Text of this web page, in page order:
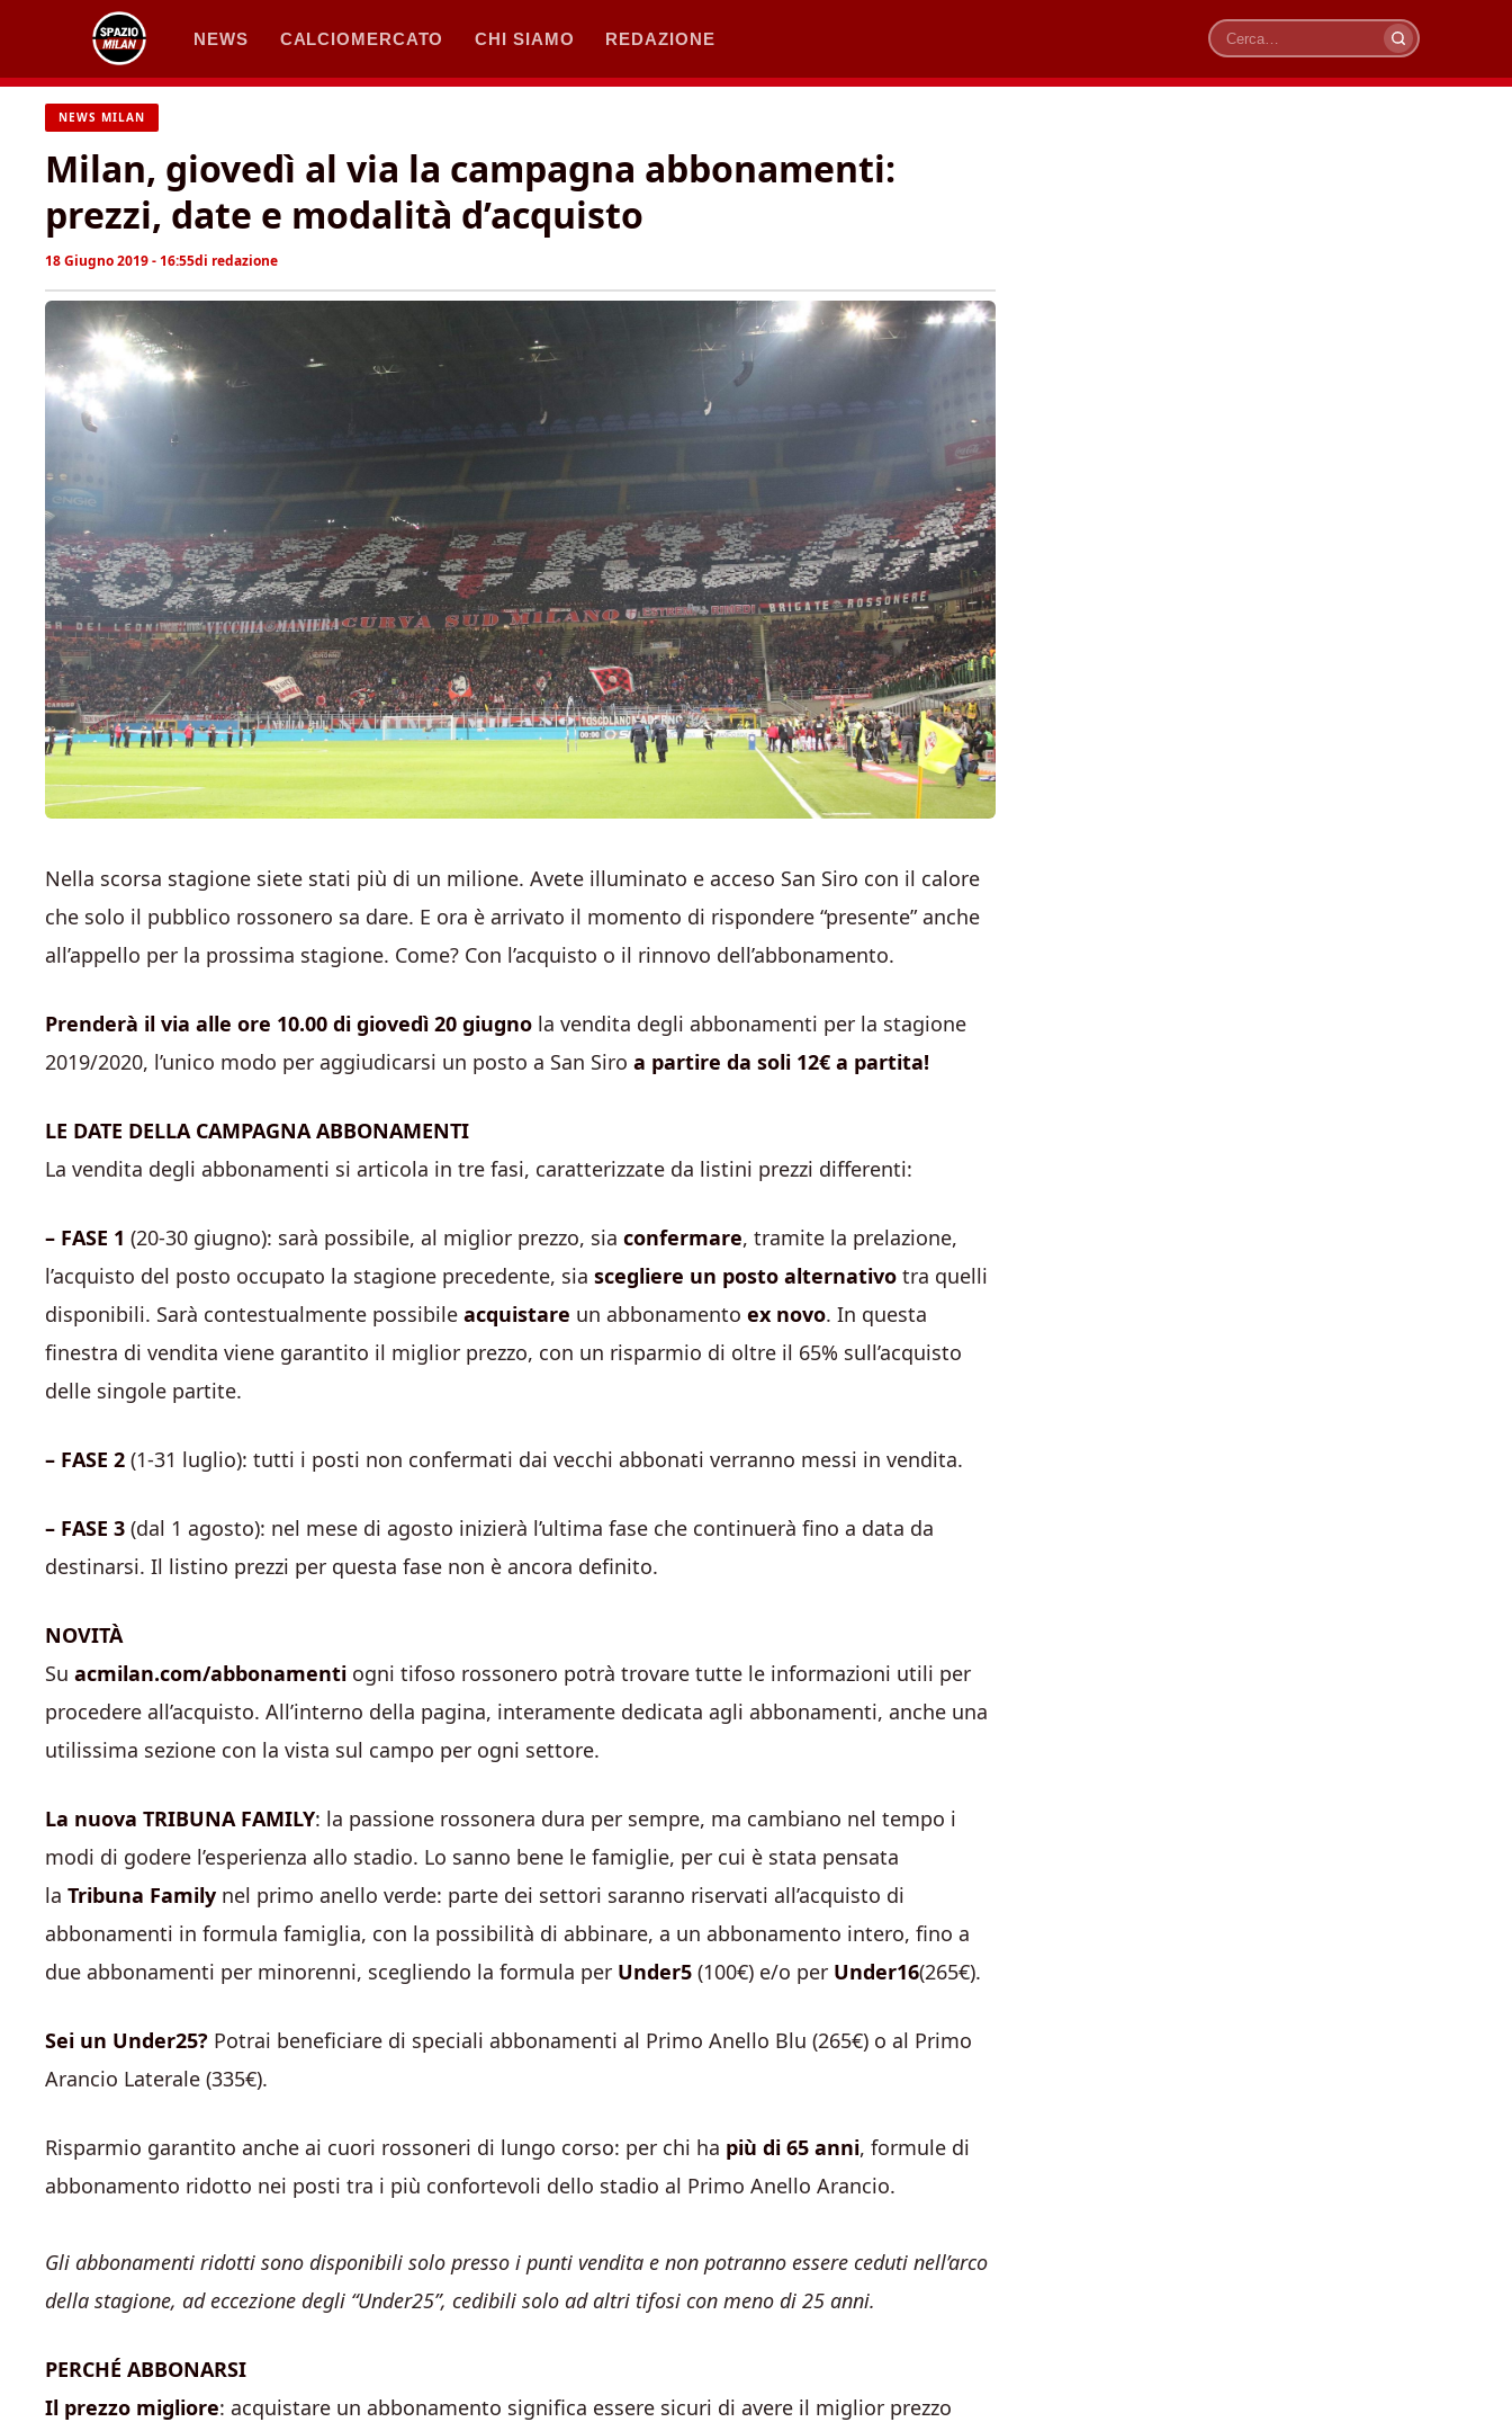
contenuto
NEWS CALCIOMERCATO CHI SIAMO REDAZIONE
Cerca
NEWS MILAN
Milan, giovedì al via la campagna abbonamenti:
prezzi, date e modalità d’acquisto
18 Giugno 2019 - 16:55di redazione
Nella scorsa stagione siete stati più di un milione. Avete illuminato e acceso San Siro con il calore
che solo il pubblico rossonero sa dare. E ora è arrivato il momento di rispondere “presente” anche
all’appello per la prossima stagione. Come? Con l’acquisto o il rinnovo dell’abbonamento.
Prenderà il via alle ore 10.00 di giovedì 20 giugno la vendita degli abbonamenti per la stagione
2019/2020, l’unico modo per aggiudicarsi un posto a San Siro a partire da soli 12€ a partita!
LE DATE DELLA CAMPAGNA ABBONAMENTI
La vendita degli abbonamenti si articola in tre fasi, caratterizzate da listini prezzi differenti:
– FASE 1 (20-30 giugno): sarà possibile, al miglior prezzo, sia confermare, tramite la prelazione,
l’acquisto del posto occupato la stagione precedente, sia scegliere un posto alternativo tra quelli
disponibili. Sarà contestualmente possibile acquistare un abbonamento ex novo. In questa
finestra di vendita viene garantito il miglior prezzo, con un risparmio di oltre il 65% sull’acquisto
delle singole partite.
– FASE 2 (1-31 luglio): tutti i posti non confermati dai vecchi abbonati verranno messi in vendita.
– FASE 3 (dal 1 agosto): nel mese di agosto inizierà l’ultima fase che continuerà fino a data da
destinarsi. Il listino prezzi per questa fase non è ancora definito.
NOVITÀ
Su acmilan.com/abbonamenti ogni tifoso rossonero potrà trovare tutte le informazioni utili per
procedere all’acquisto. All’interno della pagina, interamente dedicata agli abbonamenti, anche una
utilissima sezione con la vista sul campo per ogni settore.
La nuova TRIBUNA FAMILY: la passione rossonera dura per sempre, ma cambiano nel tempo i
modi di godere l’esperienza allo stadio. Lo sanno bene le famiglie, per cui è stata pensata
la Tribuna Family nel primo anello verde: parte dei settori saranno riservati all’acquisto di
abbonamenti in formula famiglia, con la possibilità di abbinare, a un abbonamento intero, fino a
due abbonamenti per minorenni, scegliendo la formula per Under5 (100€) e/o per Under16(265€).
Sei un Under25? Potrai beneficiare di speciali abbonamenti al Primo Anello Blu (265€) o al Primo
Arancio Laterale (335€).
Risparmio garantito anche ai cuori rossoneri di lungo corso: per chi ha più di 65 anni, formule di
abbonamento ridotto nei posti tra i più confortevoli dello stadio al Primo Anello Arancio.
Gli abbonamenti ridotti sono disponibili solo presso i punti vendita e non potranno essere ceduti nell’arco
della stagione, ad eccezione degli “Under25”, cedibili solo ad altri tifosi con meno di 25 anni.
PERCHÉ ABBONARSI
Il prezzo migliore: acquistare un abbonamento significa essere sicuri di avere il miglior prezzo